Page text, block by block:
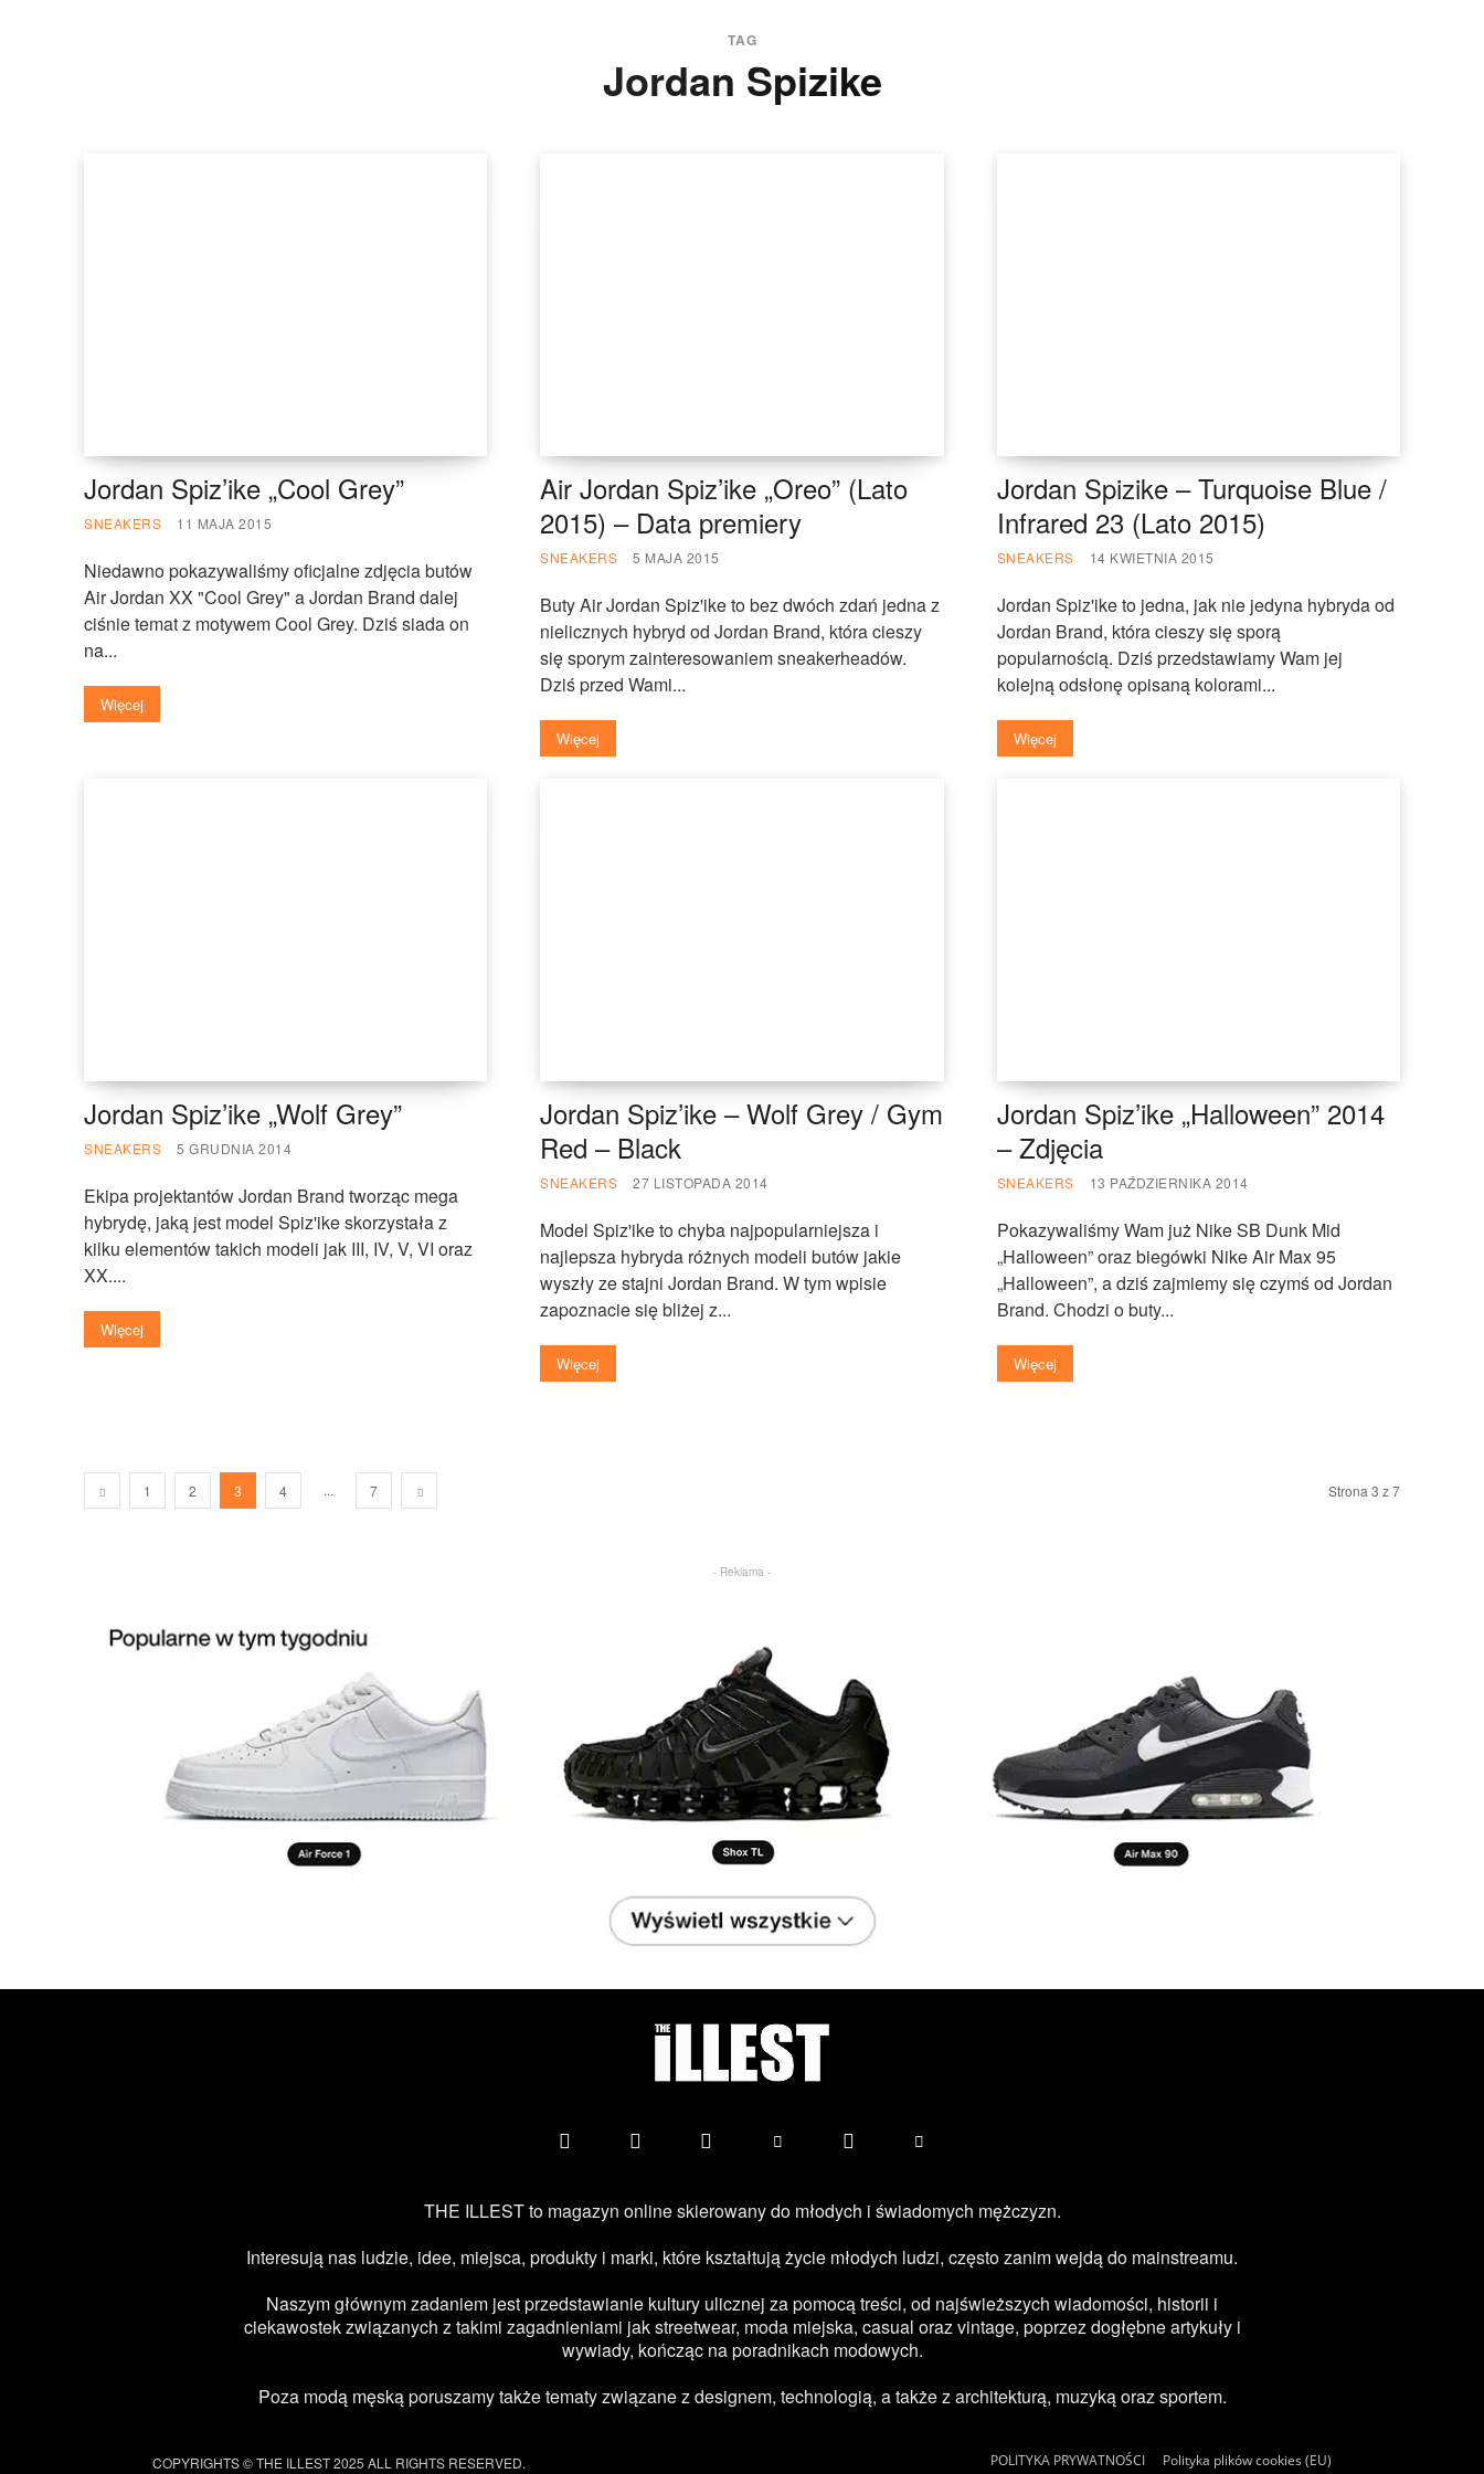
TAG
Jordan Spizike
Jordan Spiz’ike „Cool Grey”
SNEAKERS 11 MAJA 2015
Niedawno pokazywaliśmy oficjalne zdjęcia butów
Air Jordan XX "Cool Grey" a Jordan Brand dalej
ciśnie temat z motywem Cool Grey. Dziś siada on
na...
Więcej
Air Jordan Spiz’ike „Oreo” (Lato
2015) – Data premiery
SNEAKERS 5 MAJA 2015
Buty Air Jordan Spiz'ike to bez dwóch zdań jedna z
nielicznych hybryd od Jordan Brand, która cieszy
się sporym zainteresowaniem sneakerheadów.
Dziś przed Wami...
Więcej
Jordan Spizike – Turquoise Blue /
Infrared 23 (Lato 2015)
SNEAKERS 14 KWIETNIA 2015
Jordan Spiz'ike to jedna, jak nie jedyna hybryda od
Jordan Brand, która cieszy się sporą
popularnością. Dziś przedstawiamy Wam jej
kolejną odsłonę opisaną kolorami...
Więcej
Jordan Spiz’ike „Wolf Grey”
SNEAKERS 5 GRUDNIA 2014
Ekipa projektantów Jordan Brand tworząc mega
hybrydę, jaką jest model Spiz'ike skorzystała z
kilku elementów takich modeli jak III, IV, V, VI oraz
XX....
Więcej
Jordan Spiz’ike – Wolf Grey / Gym
Red – Black
SNEAKERS 27 LISTOPADA 2014
Model Spiz'ike to chyba najpopularniejsza i
najlepsza hybryda różnych modeli butów jakie
wyszły ze stajni Jordan Brand. W tym wpisie
zapoznacie się bliżej z...
Więcej
Jordan Spiz’ike „Halloween” 2014
– Zdjęcia
SNEAKERS 13 PAŹDZIERNIKA 2014
Pokazywaliśmy Wam już Nike SB Dunk Mid
„Halloween” oraz biegówki Nike Air Max 95
„Halloween”, a dziś zajmiemy się czymś od Jordan
Brand. Chodzi o buty...
Więcej
1 2 3 4 ... 7 Strona 3 z 7
- Reklama -
THE ILLEST to magazyn online skierowany do młodych i świadomych mężczyzn.
Interesują nas ludzie, idee, miejsca, produkty i marki, które kształtują życie młodych ludzi, często zanim wejdą do mainstreamu.
Naszym głównym zadaniem jest przedstawianie kultury ulicznej za pomocą treści, od najświeższych wiadomości, historii i
ciekawostek związanych z takimi zagadnieniami jak streetwear, moda miejska, casual oraz vintage, poprzez dogłębne artykuły i
wywiady, kończąc na poradnikach modowych.
Poza modą męską poruszamy także tematy związane z designem, technologią, a także z architekturą, muzyką oraz sportem.
COPYRIGHTS © THE ILLEST 2025 ALL RIGHTS RESERVED. POLITYKA PRYWATNOŚCI Polityka plików cookies (EU)